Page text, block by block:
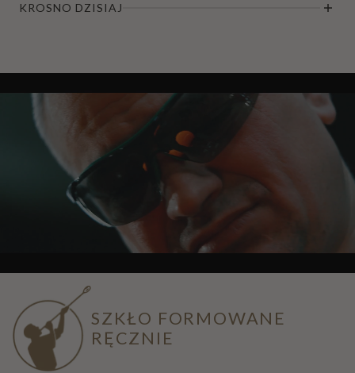
KROSNO DZISIAJ
SZKŁO FORMOWANE
RĘCZNIE